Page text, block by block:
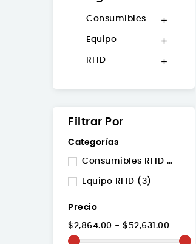
Consumibles 
Equipo 
RFID 
Filtrar Por
Categorías
Consumibles RFID
(3)
Equipo RFID (3)
Precio
$2,864.00 - $52,631.00